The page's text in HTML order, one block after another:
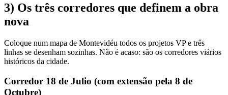
3) Os três corredores que definem a obra
nova
Coloque num mapa de Montevidéu todos os projetos VP e três
linhas se desenham sozinhas. Não é acaso: são os corredores viários
históricos da cidade.
Corredor 18 de Julio (com extensão pela 8 de
Octubre)